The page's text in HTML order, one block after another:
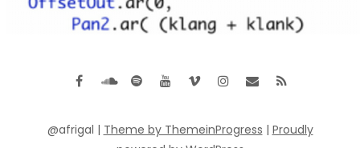
@afrigal | Theme by ThemeinProgress | Proudly